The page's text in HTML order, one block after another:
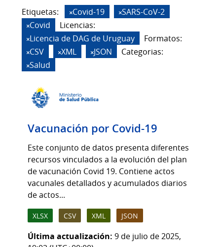
Etiquetas: Covid-19
SARS-CoV-2
Covid
Licencias:
Licencia de DAG de Uruguay
Formatos:
CSV
XML JSON
Categorias:
Salud
Vacunación por Covid-19
Este conjunto de datos presenta diferentes
recursos vinculados a la evolución del plan
de vacunación Covid 19. Contiene actos
vacunales detallados y acumulados diarios
de actos...
XLSX CSV XML JSON
Última actualización: 9 de julio de 2025,